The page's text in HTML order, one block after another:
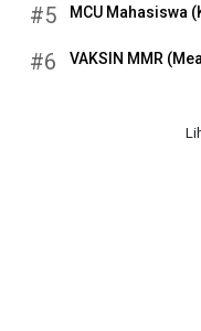
#5 MCU Mahasiswa
#6 VAKSIN MMR